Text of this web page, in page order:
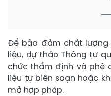
Để bảo đảm chất lượng
liệu, dự thảo Thông tư
chức thẩm định và phê
liệu tự biên soạn hoặc
mở hợp pháp.